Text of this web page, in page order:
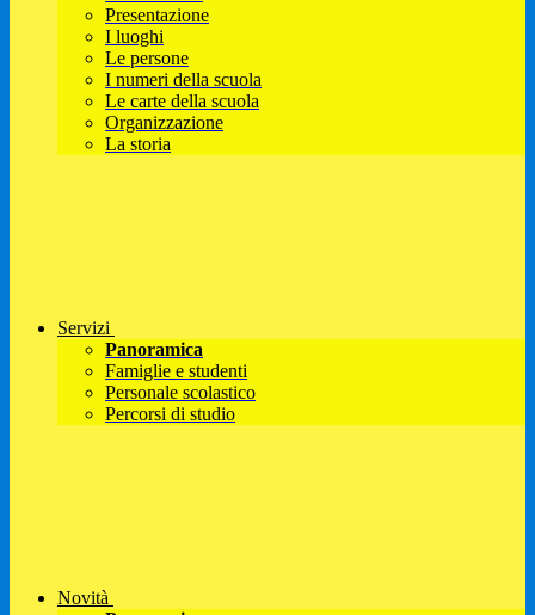
Presentazione
I luoghi
Le persone
I numeri della scuola
Le carte della scuola
Organizzazione
La storia
Servizi
Panoramica
Famiglie e studenti
Personale scolastico
Percorsi di studio
Novità